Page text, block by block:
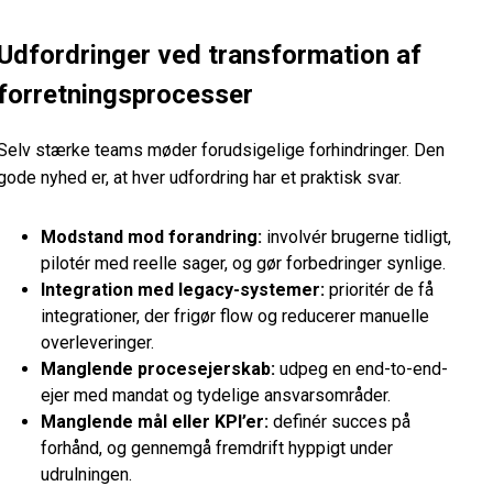
ved transformation af
stærke teams møder forudsigelige forhindringer. Den
nyhed er, at hver udfordring har et praktisk svar.
Modstand mod forandring: involvér brugerne tidligt,
pilotér med reelle sager, og gør forbedringer synlige.
Integration med legacy-systemer: prioritér de få
integrationer, der frigør flow og reducerer manuelle
overleveringer.
Manglende procesejerskab: udpeg en end-to-end-
ejer med mandat og tydelige ansvarsområder.
Manglende mål eller KPI’er: definér succes på
forhånd, og gennemgå fremdrift hyppigt under
udrulningen.